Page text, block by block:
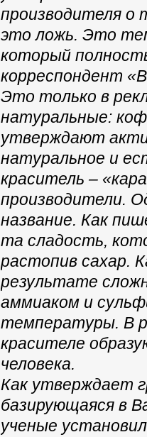
производителя
это ложь. Это
который
корреспондент
Это только в
натуральные:
утверждают
натуральное и
краситель –
производители.
название. Как
та сладость,
растопив сахар.
результате
аммиаком и
температуры. В
красителе
человека.
Как утверждает
базирующаяся в
ученые